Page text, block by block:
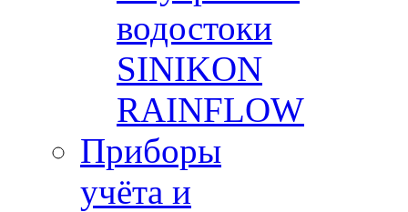
водостоки
SINIKON
RAINFLOW
Приборы
учёта и